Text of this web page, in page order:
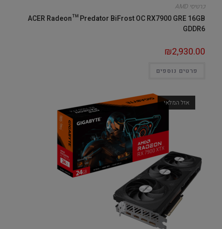
כרטיסי AMD
ACER Radeon™ Predator BiFrost OC RX7900 GRE 16GB
GDDR6
₪2,930.00
פרטים נוספים
אזל המלאי